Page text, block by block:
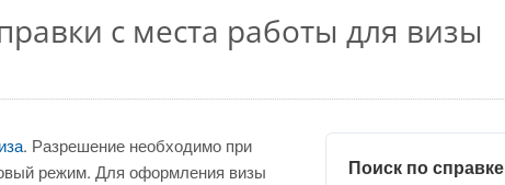
с места работы для визы
. Разрешение необходимо при
режим. Для оформления визы
Поиск по справке